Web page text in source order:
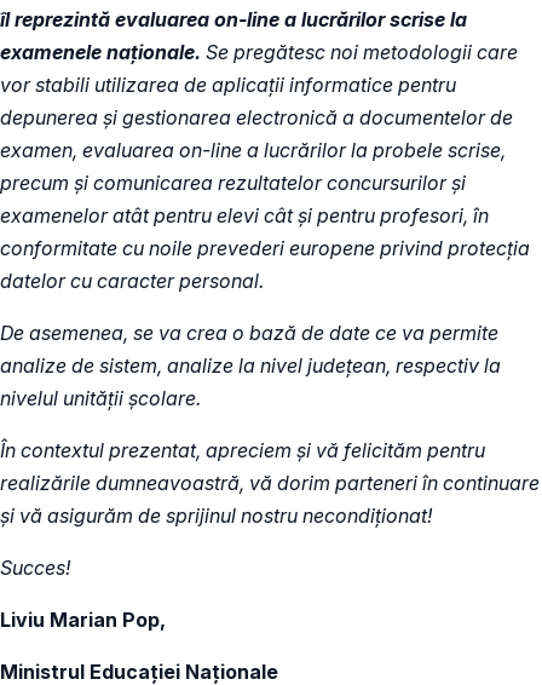
îl reprezintă evaluarea on-line a lucrărilor scrise la
examenele naționale. Se pregătesc noi metodologii care
vor stabili utilizarea de aplicații informatice pentru
depunerea și gestionarea electronică a documentelor de
examen, evaluarea on-line a lucrărilor la probele scrise,
precum și comunicarea rezultatelor concursurilor și
examenelor atât pentru elevi cât și pentru profesori, în
conformitate cu noile prevederi europene privind protecția
datelor cu caracter personal.
De asemenea, se va crea o bază de date ce va permite
analize de sistem, analize la nivel județean, respectiv la
nivelul unității școlare.
În contextul prezentat, apreciem și vă felicităm pentru
realizările dumneavoastră, vă dorim parteneri în continuare
și vă asigurăm de sprijinul nostru necondiționat!
Succes!
Liviu Marian Pop,
Ministrul Educației Naționale